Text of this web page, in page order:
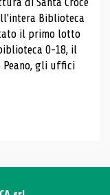
Biblioteca
il primo lotto
0-18, il
Peano, gli uffici